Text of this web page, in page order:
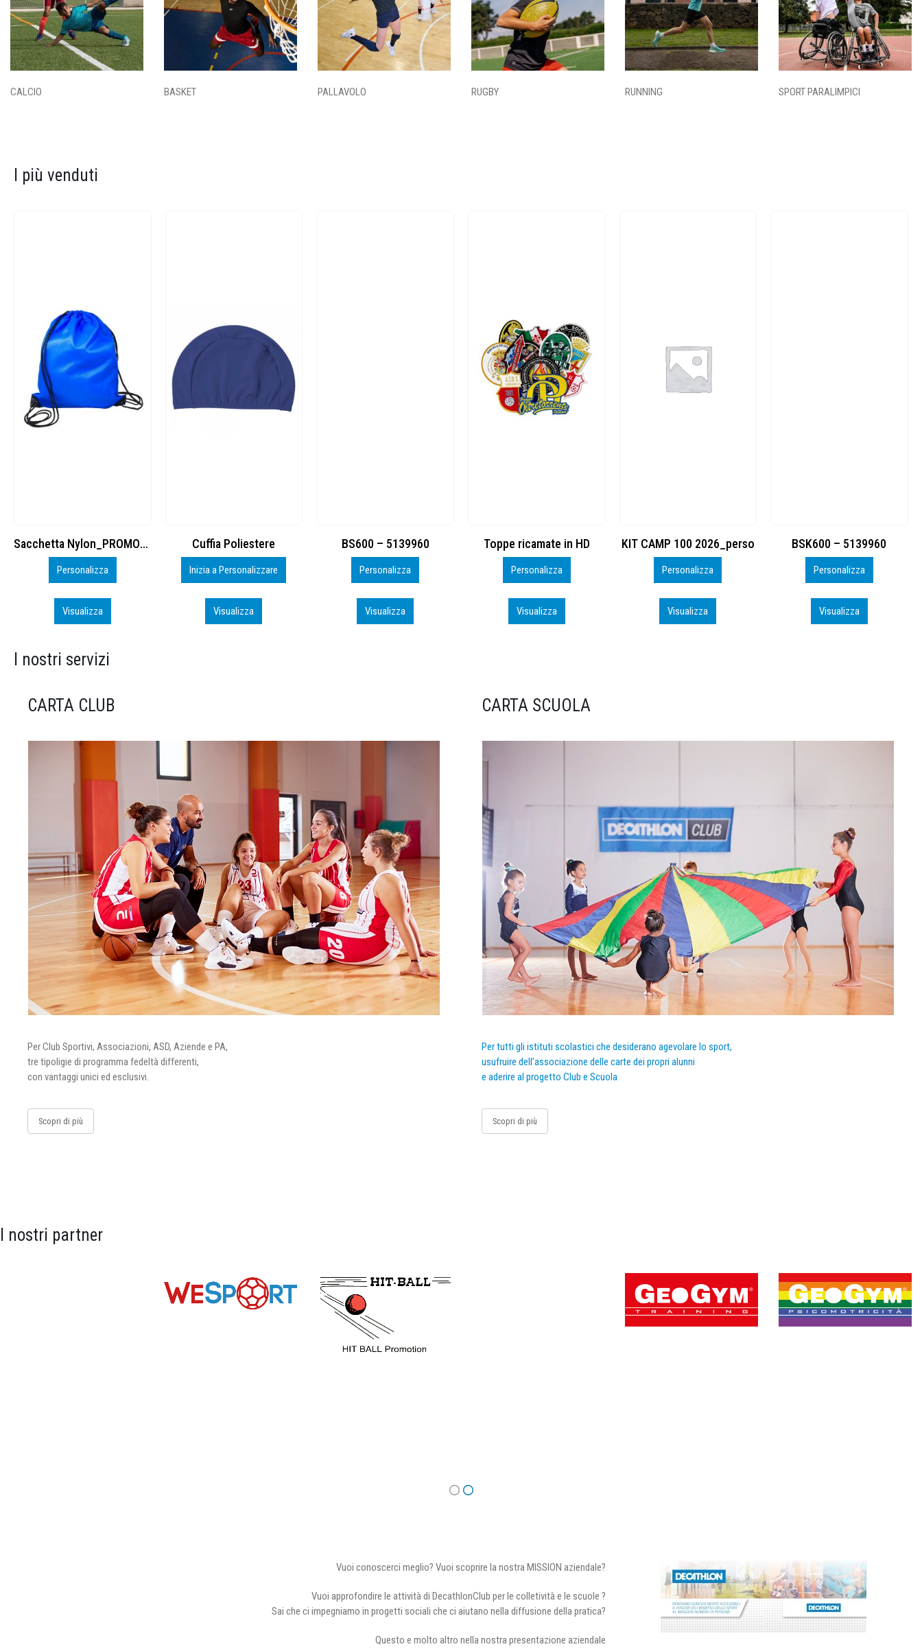
CALCIO BASKET PALLAVOLO RUGBY RUNNING SPORT PARALIMPICI
I più venduti
Cuffia Poliestere
Inizia a Personalizzare
Visualizza
BS600 – 5139960
Personalizza
Visualizza
Toppe ricamate in HD
Personalizza
Visualizza
KIT CAMP 100 2026_perso
Personalizza
Visualizza
BSK600 – 5139960
Personalizza
Visualizza
DTF
Personalizza
Visualizza
I nostri servizi
CARTA CLUB
Per Club Sportivi, Associazioni, ASD, Aziende e PA,
tre tipoligie di programma fedeltà differenti,
con vantaggi unici ed esclusivi.
Scopri di più
CARTA SCUOLA
Per tutti gli istituti scolastici che desiderano agevolare lo sport,
usufruire dell’associazione delle carte dei propri alunni
e aderire al progetto Club e Scuola
Scopri di più
I nostri partner
Vuoi conoscerci meglio? Vuoi scoprire la nostra MISSION aziendale?
Vuoi approfondire le attività di DecathlonClub per le colletività e le scuole ?
Sai che ci impegniamo in progetti sociali che ci aiutano nella diffusione della pratica?
Questo e molto altro nella nostra presentazione aziendale